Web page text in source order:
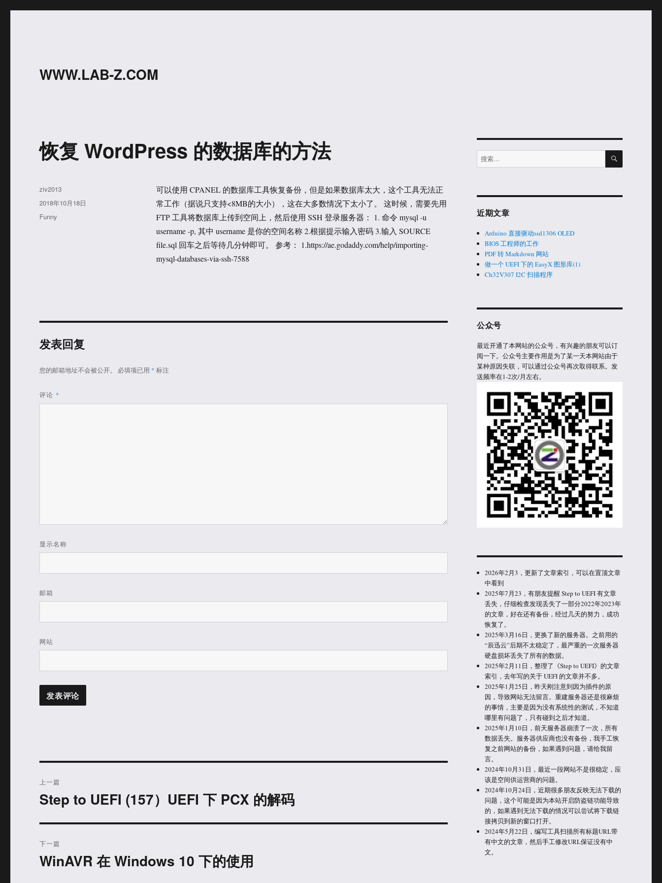
WWW.LAB-Z.COM
恢复 WordPress 的数据库的方法
可以使用 CPANEL 的数据库工具恢复备份，但是如果数据库太大，这个工具无法正
常工作（据说只支持<8MB的大小），这在大多数情况下太小了。 这时候，需要先用
FTP 工具将数据库上传到空间上，然后使用 SSH 登录服务器： 1. 命令 mysql -u
username -p, 其中 username 是你的空间名称 2.根据提示输入密码 3.输入 SOURCE
file.sql 回车之后等待几分钟即可。 参考： 1.https://ae.godaddy.com/help/importing-
mysql-databases-via-ssh-7588
作
者
ziv2013
发
布
2018年10月18日
分
Funny
发表回复
您的邮箱地址不会被公开。 必填项已用 * 标注
评论 *
显示名称
邮箱
网站
章
上一篇
上
文
Step to UEFI (157）UEFI 下 PCX 的解码
下一篇
下
WinAVR 在 Windows 10 下的使用
搜
索：
搜
近期文章
Arduino 直接驱动ssd1306 OLED
BIOS 工程师的工作
PDF 转 Markdown 网站
做一个 UEFI 下的 EasyX 图形库(1)
Ch32V307 I2C 扫描程序
公众号
最近开通了本网站的公众号，有兴趣的朋友可以订
阅一下。公众号主要作用是为了某一天本网站由于
某种原因失联，可以通过公众号再次取得联系。发
送频率在1-2次/月左右。
2026年2月3，更新了文章索引，可以在置顶文章
中看到
2025年7月23，有朋友提醒 Step to UEFI 有文章
丢失，仔细检查发现丢失了一部分2022年2023年
的文章，好在还有备份，经过几天的努力，成功
恢复了。
2025年3月16日，更换了新的服务器。之前用的
“辰迅云”后期不太稳定了，最严重的一次服务器
硬盘损坏丢失了所有的数据。
2025年2月11日，整理了《Step to UEFI》的文章
索引，去年写的关于 UEFI 的文章并不多。
2025年1月25日，昨天刚注意到因为插件的原
因，导致网站无法留言。重建服务器还是很麻烦
的事情，主要是因为没有系统性的测试，不知道
哪里有问题了，只有碰到之后才知道。
2025年1月10日，前天服务器崩溃了一次，所有
数据丢失。服务器供应商也没有备份，我手工恢
复之前网站的备份，如果遇到问题，请给我留
言。
2024年10月31日，最近一段网站不是很稳定，应
该是空间供运营商的问题。
2024年10月24日，近期很多朋友反映无法下载的
问题，这个可能是因为本站开启防盗链功能导致
的，如果遇到无法下载的情况可以尝试将下载链
接拷贝到新的窗口打开。
2024年5月22日，编写工具扫描所有标题URL带
有中文的文章，然后手工修改URL保证没有中
文。